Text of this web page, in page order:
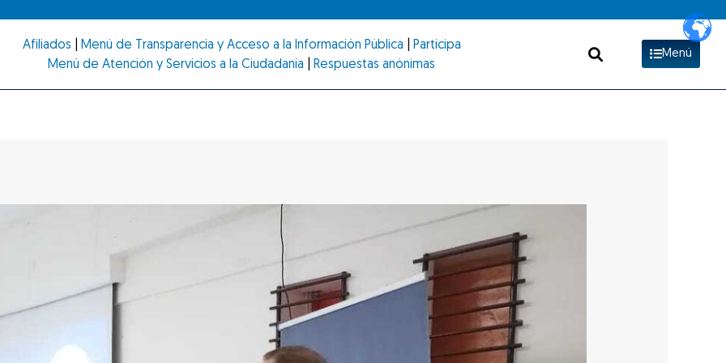
Afiliados Menú de Transparencia y Acceso a la Información Pública
Participa
Menú de Atención y Servicios a la Ciudadanía
Respuestas anónimas
Menú